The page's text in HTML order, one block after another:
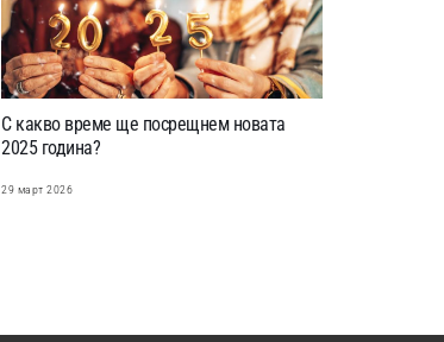
С какво време ще посрещнем новата
2025 година?
29 март 2026